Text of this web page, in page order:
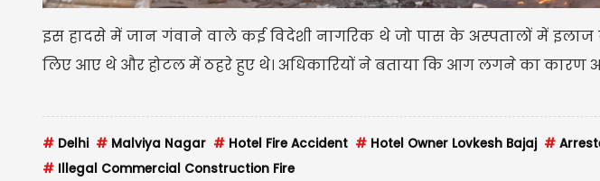
इस हादसे में जान गंवाने वाले कई विदेशी नागरिक थे जो पास के अस्पतालों में इलाज
लिए आए थे और होटल में ठहरे हुए थे। अधिकारियों ने बताया कि आग लगने का कारण
# Delhi # Malviya Nagar # Hotel Fire Accident # Hotel Owner Lovkesh Bajaj #
# Illegal Commercial Construction Fire